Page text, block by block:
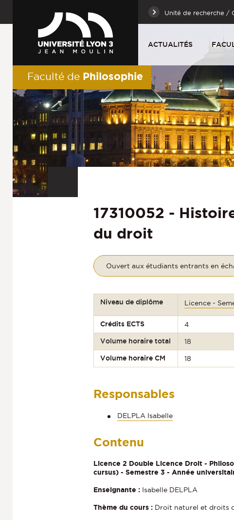
Unité de recherche /
ACTUALITÉS
Faculté de Philosophie
17310052 -
du droit
Ouvert aux étudiants entrants en
Niveau de diplôme Licence -
Crédits ECTS 4
Volume horaire total 18
Volume horaire CM 18
Responsables
DELPLA Isabelle
Contenu
Licence 2 Double Licence Droit -
cursus) - Semestre 3 - Année
Enseignante : Isabelle DELPLA
Thème du cours : Droit naturel et droits